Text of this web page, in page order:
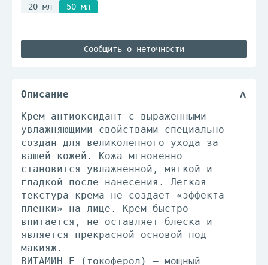
20 мл 50 мл
Сообщить о неточности
Описание
Крем-антиоксидант с выраженными
увлажняющими свойствами специально
создан для великолепного ухода за
вашей кожей. Кожа мгновенно
становится увлажненной, мягкой и
гладкой после нанесения. Легкая
текстура крема не создает «эффекта
пленки» на лице. Крем быстро
впитается, не оставляет блеска и
является прекрасной основой под
макияж.
ВИТАМИН Е (токоферол) – мощный